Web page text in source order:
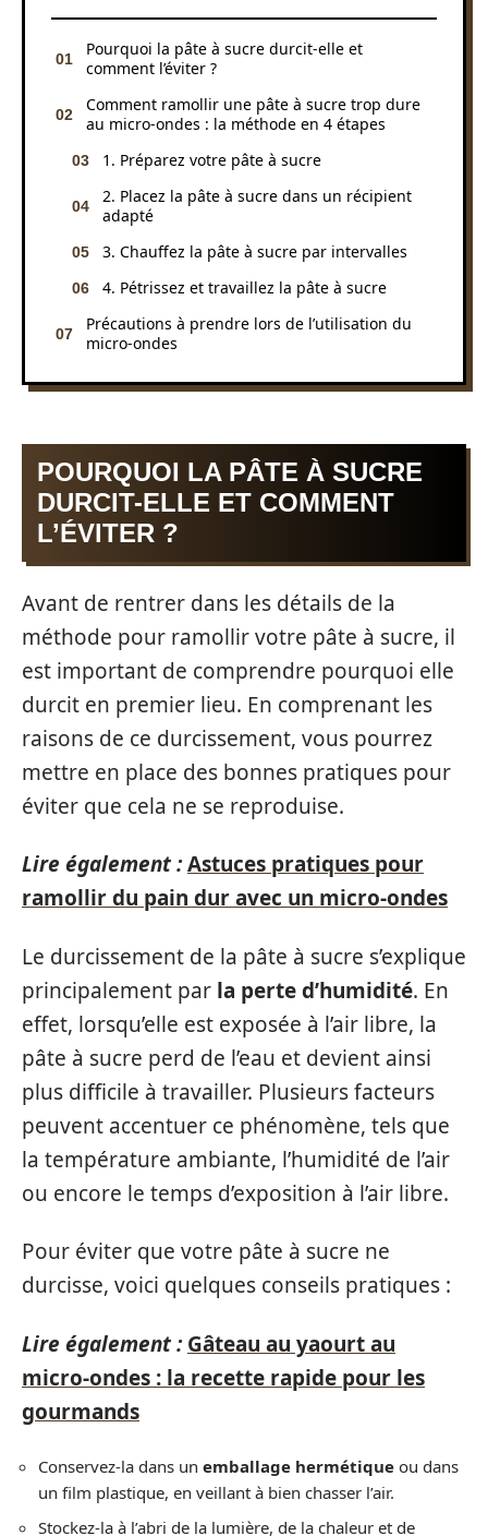
Pourquoi la pâte à sucre durcit-elle et
comment l’éviter ?
Comment ramollir une pâte à sucre trop dure
au micro-ondes : la méthode en 4 étapes
1. Préparez votre pâte à sucre
2. Placez la pâte à sucre dans un récipient
adapté
3. Chauffez la pâte à sucre par intervalles
4. Pétrissez et travaillez la pâte à sucre
Précautions à prendre lors de l’utilisation du
micro-ondes
POURQUOI LA PÂTE À SUCRE
DURCIT-ELLE ET COMMENT
L’ÉVITER ?
Avant de rentrer dans les détails de la
méthode pour ramollir votre pâte à sucre, il
est important de comprendre pourquoi elle
durcit en premier lieu. En comprenant les
raisons de ce durcissement, vous pourrez
mettre en place des bonnes pratiques pour
éviter que cela ne se reproduise.
Lire également :Astuces pratiques pour
ramollir du pain dur avec un micro-ondes
Le durcissement de la pâte à sucre s’explique
principalement par la perte d’humidité. En
effet, lorsqu’elle est exposée à l’air libre, la
pâte à sucre perd de l’eau et devient ainsi
plus difficile à travailler. Plusieurs facteurs
peuvent accentuer ce phénomène, tels que
la température ambiante, l’humidité de l’air
ou encore le temps d’exposition à l’air libre.
Pour éviter que votre pâte à sucre ne
durcisse, voici quelques conseils pratiques :
Lire également : Gâteau au yaourt au
micro-ondes : la recette rapide pour les
gourmands
Conservez-la dans un emballage hermétique ou dans
un film plastique, en veillant à bien chasser l’air.
Stockez-la à l’abri de la lumière, de la chaleur et de